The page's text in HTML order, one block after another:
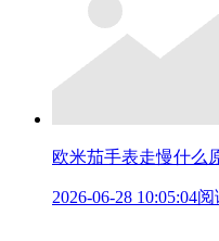
欧米茄手表走慢什么
2026-06-28 10:05:04阅